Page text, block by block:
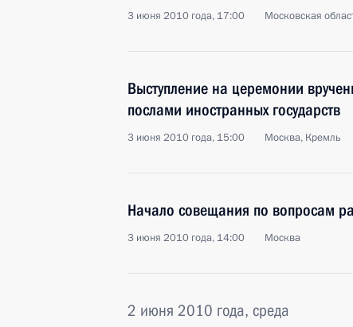
3 июня 2010 года, 17:00 Московская
Выступление на церемонии
послами иностранных государств
3 июня 2010 года, 15:00 Москва, Кремль
Начало совещания по вопросам
3 июня 2010 года, 14:00 Москва
2 июня 2010 года, среда